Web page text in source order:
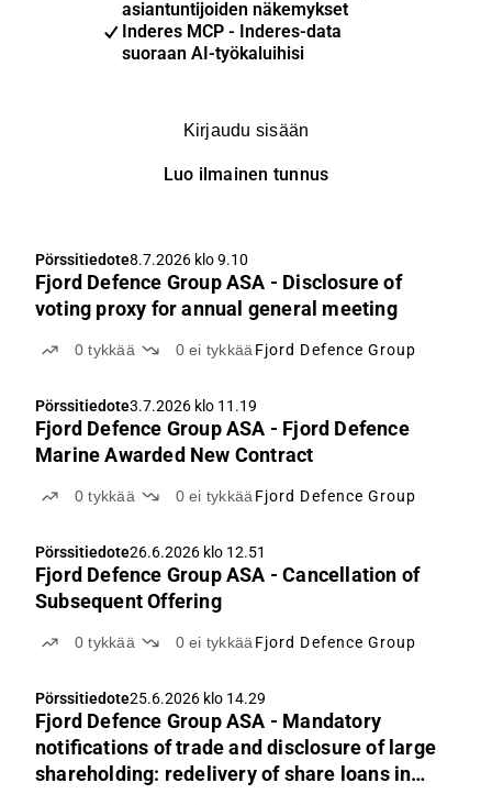
asiantuntijoiden näkemykset
Inderes MCP - Inderes-data
suoraan AI-työkaluihisi
Kirjaudu sisään
Luo ilmainen tunnus
Pörssitiedote8.7.2026 klo 9.10
Fjord Defence Group ASA - Disclosure of
voting proxy for annual general meeting
0tykkää 0ei tykkää Fjord Defence Group
Pörssitiedote3.7.2026 klo 11.19
Fjord Defence Group ASA - Fjord Defence
Marine Awarded New Contract
0tykkää 0ei tykkää Fjord Defence Group
Pörssitiedote26.6.2026 klo 12.51
Fjord Defence Group ASA - Cancellation of
Subsequent Offering
0tykkää 0ei tykkää Fjord Defence Group
Pörssitiedote25.6.2026 klo 14.29
Fjord Defence Group ASA - Mandatory
notifications of trade and disclosure of large
shareholding: redelivery of share loans in